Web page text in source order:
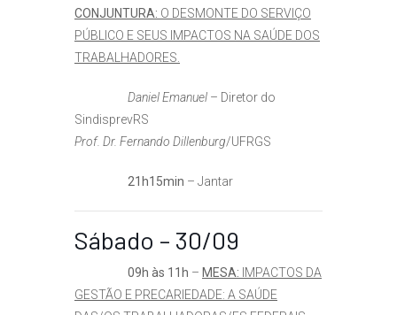
CONJUNTURA: O DESMONTE DO SERVIÇO
PÚBLICO E SEUS IMPACTOS NA SAÚDE DOS
TRABALHADORES.
Daniel Emanuel – Diretor do
SindisprevRS
Prof. Dr. Fernando Dillenburg/UFRGS
21h15min – Jantar
Sábado – 30/09
09h às 11h – MESA: IMPACTOS DA
GESTÃO E PRECARIEDADE: A SAÚDE